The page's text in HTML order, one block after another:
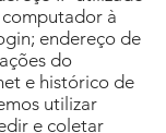
à
endereço de
do
e histórico de
utilizar
e coletar